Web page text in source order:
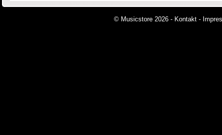
© Musicstore 2026 - Kontakt -